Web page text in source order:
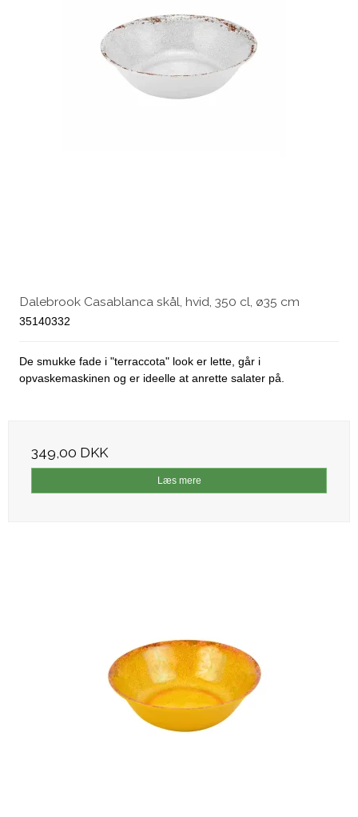
Dalebrook Casablanca skål, hvid, 350 cl, ø35 cm
35140332
De smukke fade i "terraccota" look er lette, går i
opvaskemaskinen og er ideelle at anrette salater på.
349,00 DKK
Læs mere